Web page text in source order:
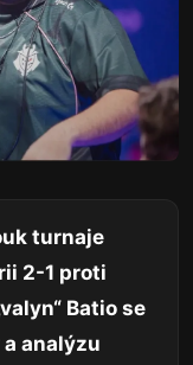
turnaje
2-1 proti
Batio se
analýzu